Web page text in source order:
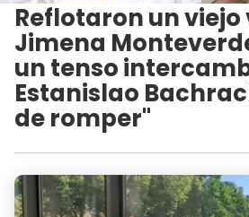
Reflotaron un viejo
Jimena
un tenso
Estanislao
de romper"